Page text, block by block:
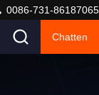
0086-731-86187065
Chatten